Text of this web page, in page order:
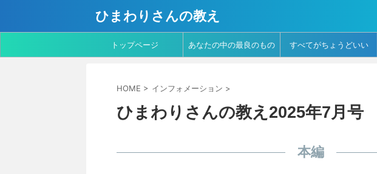
ひまわりさんの教え
トップページ あなたの中の最良のもの
葉より
すべてがちょうどいい
HOME > インフォメーション >
ひまわりさんの教え2025年7月号
本編